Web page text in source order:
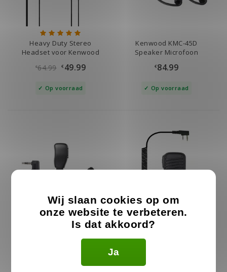
Heavy Duty Stereo
Headset voor Kenwood
€64.99 €49.99
Op voorraad
Kenwood KMC-45D
Speaker Microfoon
€84.99
Op voorraad
Microfoon voor Kenwood
Wij slaan cookies op om
onze website te verbeteren.
Is dat akkoord?
Ja